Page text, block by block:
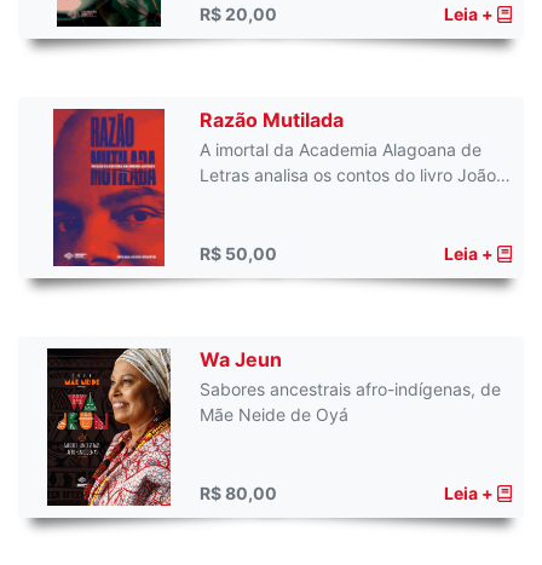
R$ 20,00 Leia +
Razão Mutilada
A imortal da Academia Alagoana de
Letras analisa os contos do livro João…
R$ 50,00 Leia +
Wa Jeun
Sabores ancestrais afro-indígenas, de
Mãe Neide de Oyá
R$ 80,00 Leia +